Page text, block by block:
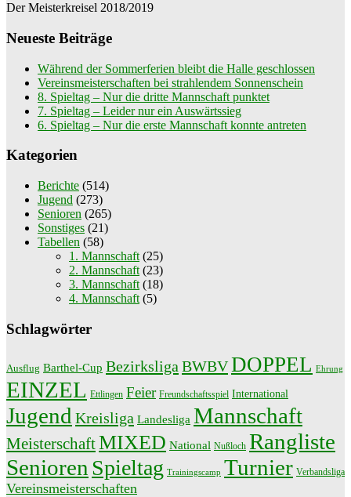
Der Meisterkreisel 2018/2019
Neueste Beiträge
Während der Sommerferien bleibt die Halle geschlossen
Vereinsmeisterschaften bei strahlendem Sonnenschein
8. Spieltag – Nur die dritte Mannschaft punktet
7. Spieltag – Leider nur ein Auswärtssieg
6. Spieltag – Nur die erste Mannschaft konnte antreten
Kategorien
Berichte (514)
Jugend (273)
Senioren (265)
Sonstiges (21)
Tabellen (58)
1. Mannschaft (25)
2. Mannschaft (23)
3. Mannschaft (18)
4. Mannschaft (5)
Schlagwörter
Ausflug Barthel-Cup Bezirksliga BWBVDOPPEL Ehrung
EINZEL Ettlingen Feier Freundschaftsspiel International
Jugend Kreisliga Landesliga Mannschaft
MeisterschaftMIXED National Nußloch Rangliste
Senioren Spieltag Trainingscamp Turnier Verbandsliga
Vereinsmeisterschaften